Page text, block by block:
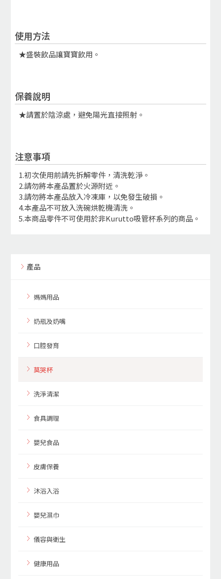
使用方法
★盛裝飲品讓寶寶飲用。
保養說明
★請置於陰涼處，避免陽光直接照射。
注意事項
1.初次使用前請先拆解零件，清洗乾淨。
2.請勿將本產品置於火源附近。
3.請勿將本產品放入冷凍庫，以免發生破損。
4.本產品不可放入洗碗烘乾機清洗。
5.本商品零件不可使用於非Kurutto吸管杯系列的商品。
產品
媽媽用品
奶瓶及奶嘴
口腔發育
莫哭杯
洗淨清潔
食具調理
嬰兒食品
皮膚保養
沐浴入浴
嬰兒濕巾
儀容與衛生
健康用品